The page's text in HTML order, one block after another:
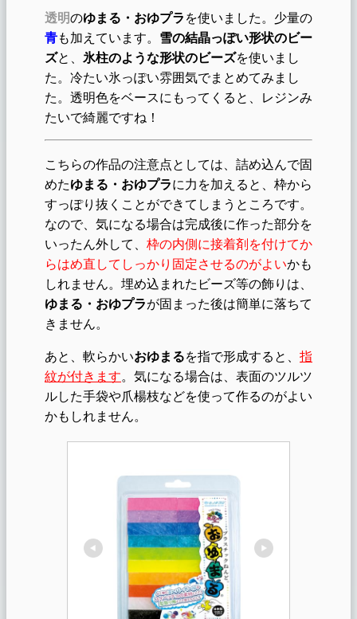
透明のゆまる・おゆプラ を使いました。少量の
青も加えています。 雪の結晶っぽい形状のビー
ズと、 氷柱のような形状のビーズを使いまし
た。冷たい氷っぽい雰囲気でまとめてみまし
た。透明色をベースにもってくると、レジンみ
たいで綺麗ですね！
こちらの作品の注意点としては、詰め込んで固
めたゆまる・おゆプラに力を加えると、枠から
すっぽり抜くことができてしまうところです。
なので、気になる場合は完成後に作った部分を
いったん外して、 枠の内側に接着剤を付けてか
らはめ直してしっかり固定させるのがよいかも
しれません。埋め込まれたビーズ等の飾りは、
ゆまる・おゆプラが固まった後は簡単に落ちて
きません。
あと、軟らかいおゆまるを指で形成すると、 指
紋が付きます。気になる場合は、表面のツルツ
ルした手袋や爪楊枝などを使って作るのがよい
かもしれません。